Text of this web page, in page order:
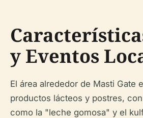
y Eventos
El área alrededor de Masti Gate
productos lácteos y postres,
como la "leche gomosa" y el